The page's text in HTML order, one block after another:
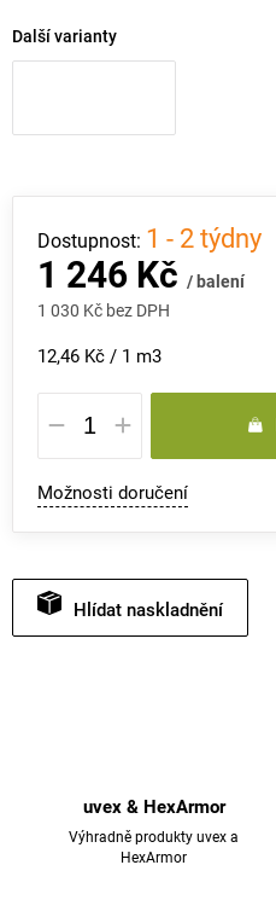
Další varianty
1 246 Kč / balení
1 030 Kč bez DPH
Měrná
cena:
12,46 Kč / 1 m3
1 - 2 týdny
Možnosti doručení
Hlídat
uvex & HexArmor
Výhradně produkty uvex a
HexArmor